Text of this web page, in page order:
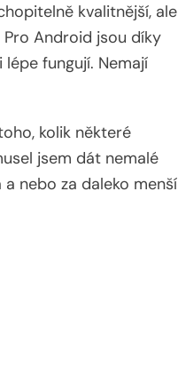
kvalitnější, ale
Android jsou díky
fungují. Nemají
kolik některé
jsem dát nemalé
nebo za daleko menší